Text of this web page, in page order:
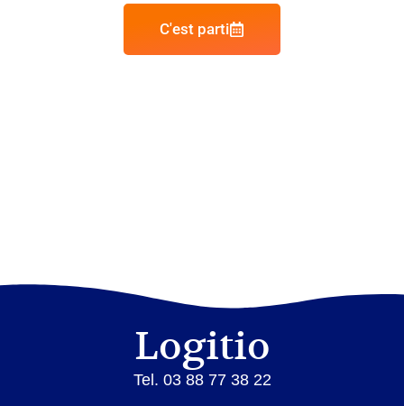
C'est parti
Logitio
Tel. 03 88 77 38 22